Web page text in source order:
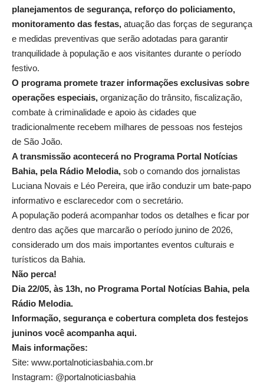
planejamentos de segurança, reforço do policiamento,
monitoramento das festas, atuação das forças de segurança
e medidas preventivas que serão adotadas para garantir
tranquilidade à população e aos visitantes durante o período
festivo.
O programa promete trazer informações exclusivas sobre
operações especiais, organização do trânsito, fiscalização,
combate à criminalidade e apoio às cidades que
tradicionalmente recebem milhares de pessoas nos festejos
de São João.
A transmissão acontecerá no Programa Portal Notícias
Bahia, pela Rádio Melodia, sob o comando dos jornalistas
Luciana Novais e Léo Pereira, que irão conduzir um bate-papo
informativo e esclarecedor com o secretário.
A população poderá acompanhar todos os detalhes e ficar por
dentro das ações que marcarão o período junino de 2026,
considerado um dos mais importantes eventos culturais e
turísticos da Bahia.
Não perca!
Dia 22/05, às 13h, no Programa Portal Notícias Bahia, pela
Rádio Melodia.
Informação, segurança e cobertura completa dos festejos
juninos você acompanha aqui.
Mais informações:
Site: www.portalnoticiasbahia.com.br
Instagram: @portalnoticiasbahia